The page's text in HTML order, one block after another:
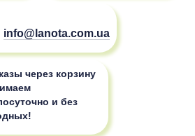
info@lanota.com.ua
через корзину
и без